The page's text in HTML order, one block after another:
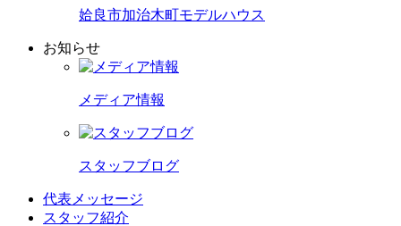
姶良市加治木町モデルハウス
お知らせ
メディア情報
スタッフブログ
代表メッセージ
スタッフ紹介